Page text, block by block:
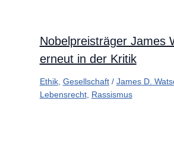
Nobelpreisträger James
erneut in der Kritik
Ethik, Gesellschaft/ James D.
Lebensrecht, Rassismus